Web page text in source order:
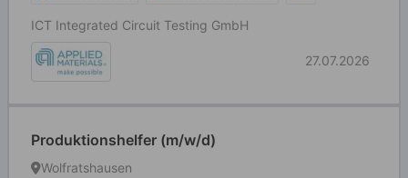
ICT Integrated Circuit Testing GmbH
27.07.2026
Produktionshelfer (m/w/d)
Wolfratshausen